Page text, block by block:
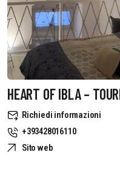
HEART OF IBLA –
Richiedi informazioni
+393428016110
Sito web